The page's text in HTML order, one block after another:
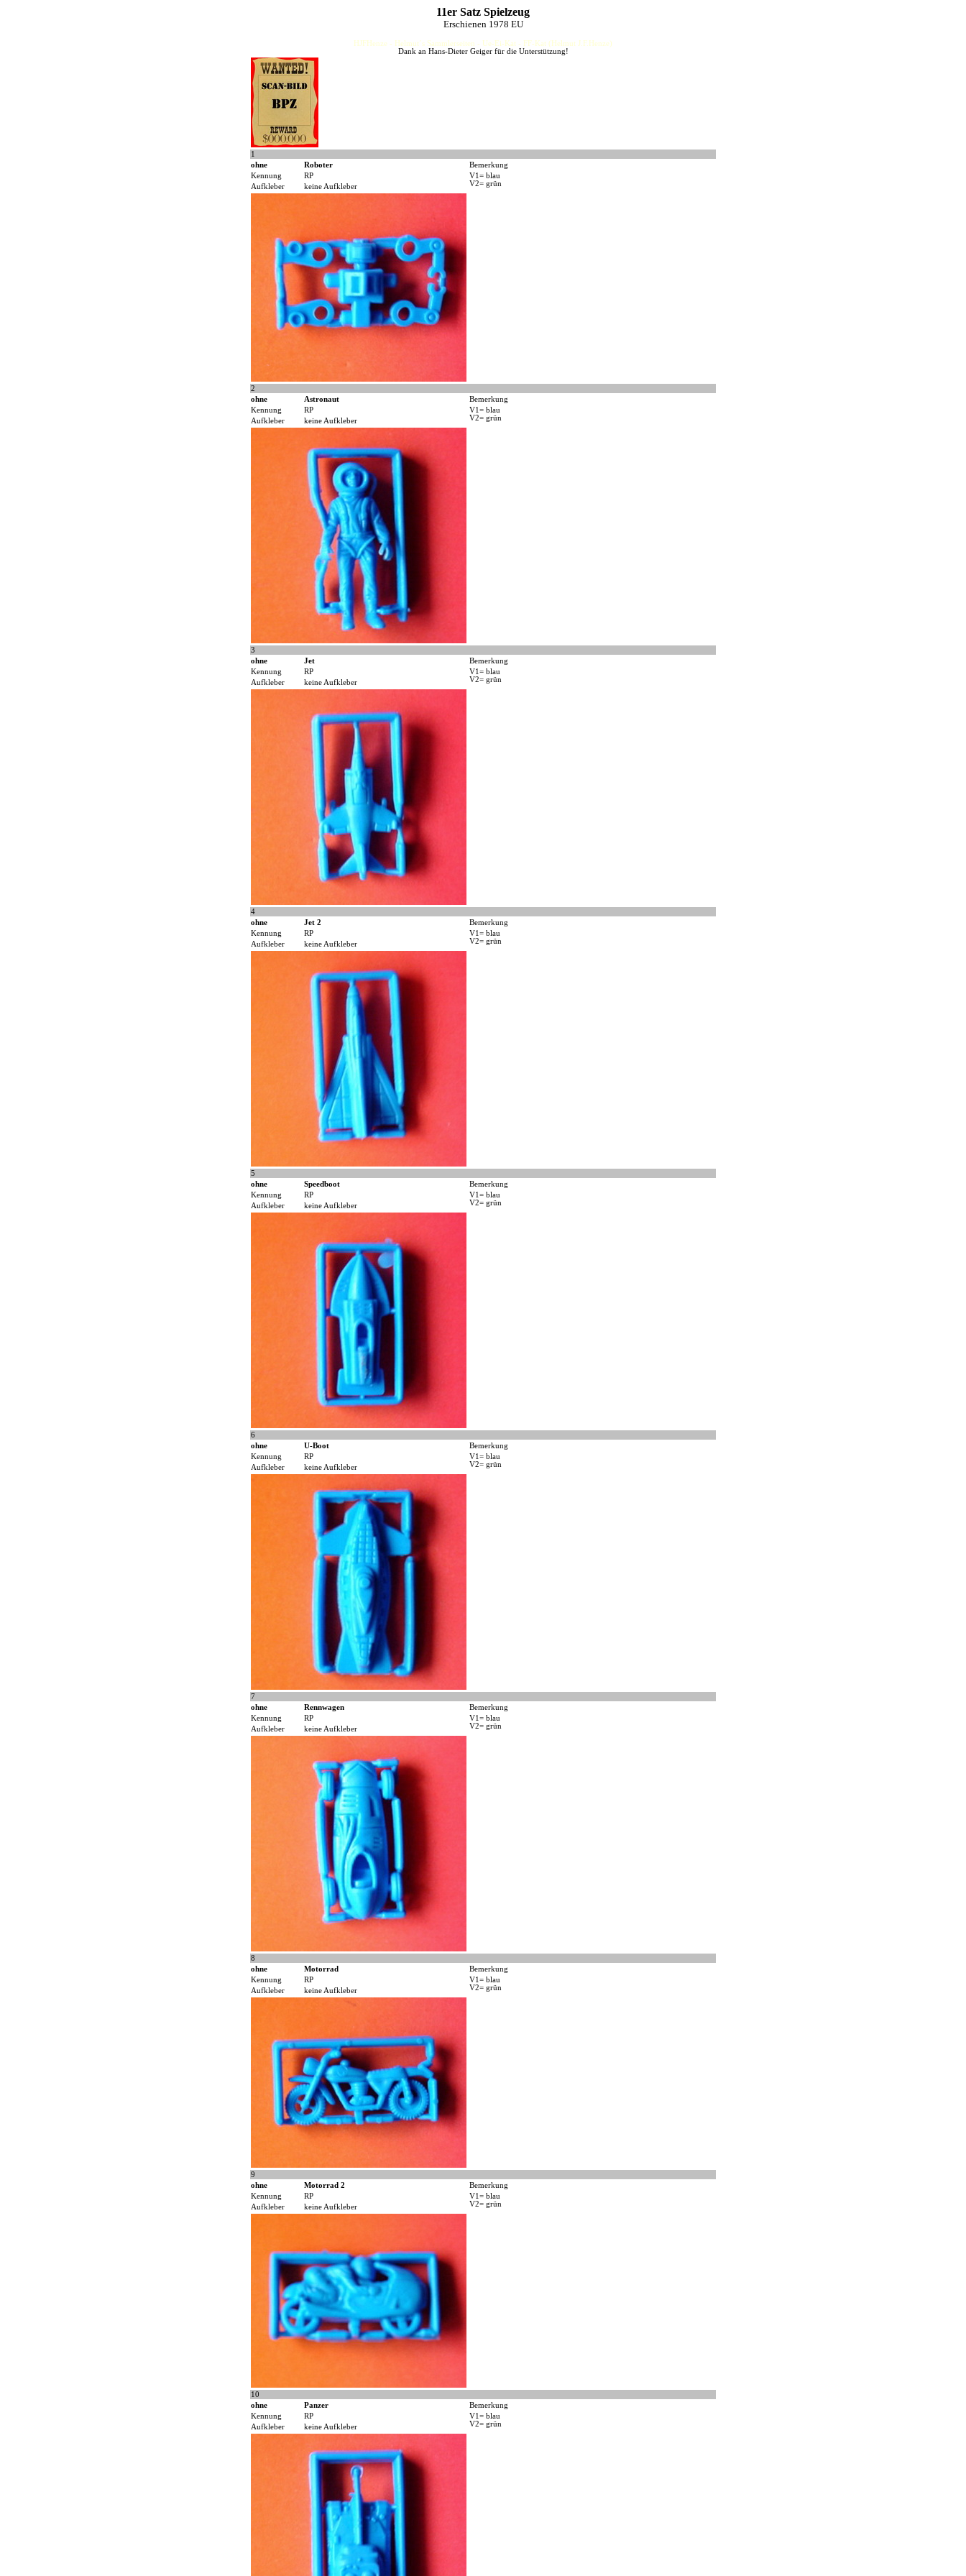
11er Satz Spielzeug
Erschienen 1978 EU
HJFHenze - Helmut´s Sammlerseiten - Ue-Ei-Kat - FF-Kat (Helmut J.F.Henze)
Dank an Hans-Dieter Geiger für die Unterstützung!
1
ohne
Roboter
Bemerkung
Kennung
RP
V1= blau
V2= grün
Aufkleber keine Aufkleber
2
ohne
Astronaut
Bemerkung
Kennung
RP
V1= blau
V2= grün
Aufkleber keine Aufkleber
3
ohne
Jet
Bemerkung
Kennung
RP
V1= blau
V2= grün
Aufkleber keine Aufkleber
4
ohne
Jet 2
Bemerkung
Kennung
RP
V1= blau
V2= grün
Aufkleber keine Aufkleber
5
ohne
Speedboot
Bemerkung
Kennung
RP
V1= blau
V2= grün
Aufkleber keine Aufkleber
6
ohne
U-Boot
Bemerkung
Kennung
RP
V1= blau
V2= grün
Aufkleber keine Aufkleber
7
ohne
Rennwagen
Bemerkung
Kennung
RP
V1= blau
V2= grün
Aufkleber keine Aufkleber
8
ohne
Motorrad
Bemerkung
Kennung
RP
V1= blau
V2= grün
Aufkleber keine Aufkleber
9
ohne
Motorrad 2
Bemerkung
Kennung
RP
V1= blau
V2= grün
Aufkleber keine Aufkleber
10
ohne
Panzer
Bemerkung
Kennung
RP
V1= blau
V2= grün
Aufkleber keine Aufkleber